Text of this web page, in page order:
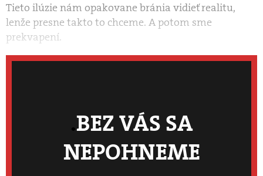
Tieto ilúzie nám opakovane bránia vidieť realitu,
lenže presne takto to chceme. A potom sme
prekvapení.
BEZ VÁS SA
NEPOHNEME